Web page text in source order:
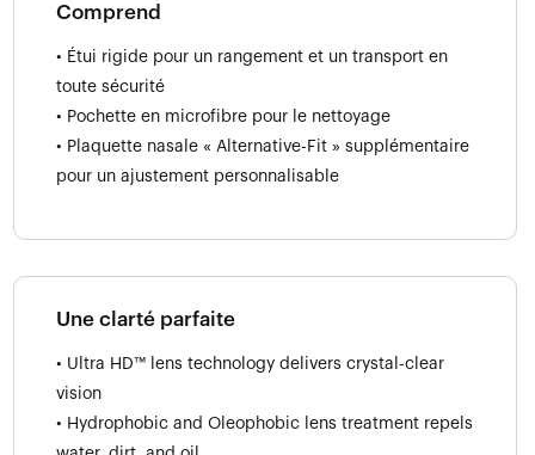
Comprend
• Étui rigide pour un rangement et un transport en
toute sécurité
• Pochette en microfibre pour le nettoyage
• Plaquette nasale « Alternative-Fit » supplémentaire
pour un ajustement personnalisable
Une clarté parfaite
• Ultra HD™ lens technology delivers crystal-clear
vision
• Hydrophobic and Oleophobic lens treatment repels